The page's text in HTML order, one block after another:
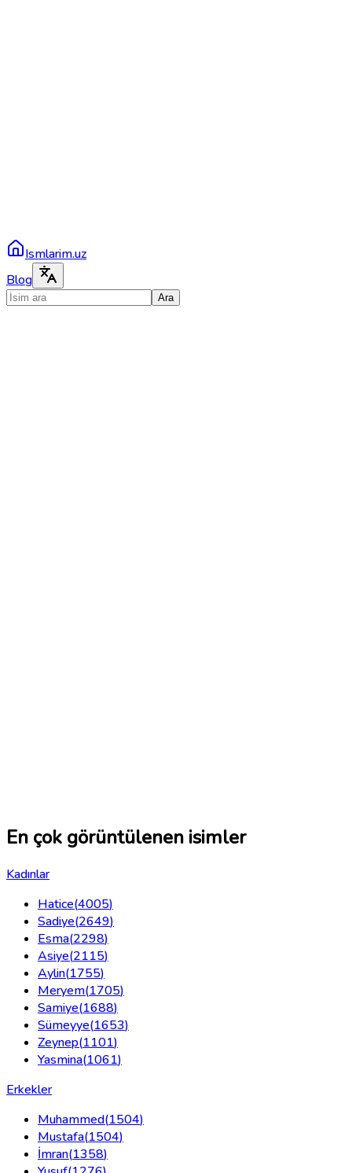
Ismlarim.uz
Blog
Ara
En çok görüntülenen isimler
Kadınlar
Hatice(4005)
Sadiye(2649)
Esma(2298)
Asiye(2115)
Aylin(1755)
Meryem(1705)
Samiye(1688)
Sümeyye(1653)
Zeynep(1101)
Yasmina(1061)
Erkekler
Muhammed(1504)
Mustafa(1504)
İmran(1358)